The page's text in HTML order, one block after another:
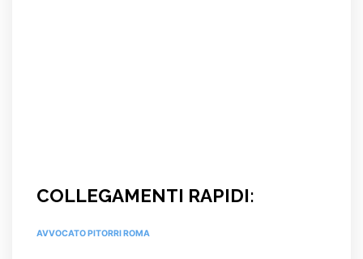
COLLEGAMENTI RAPIDI:
AVVOCATO PITORRI ROMA